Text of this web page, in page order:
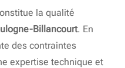
la qualité
Billancourt. En
des contraintes
expertise technique et